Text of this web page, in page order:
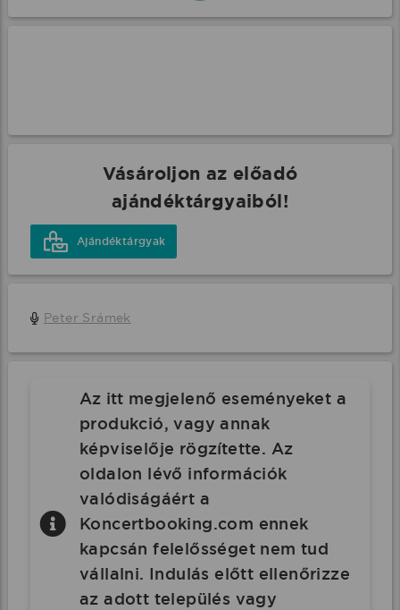
Vásároljon az előadó
ajándéktárgyaiból!
Ajándéktárgyak
Peter Srámek
Az itt megjelenő eseményeket a
produkció, vagy annak
képviselője rögzítette. Az
oldalon lévő információk
valódiságáért a
Koncertbooking.com ennek
kapcsán felelősséget nem tud
vállalni. Indulás előtt ellenőrizze
az adott település vagy